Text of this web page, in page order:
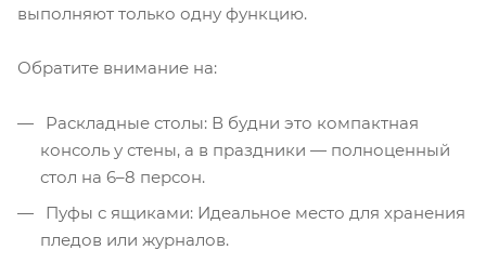
выполняют только одну функцию.
Обратите внимание на:
Раскладные столы: В будни это компактная
консоль у стены, а в праздники — полноценный
стол на 6–8 персон.
Пуфы с ящиками: Идеальное место для хранения
пледов или журналов.